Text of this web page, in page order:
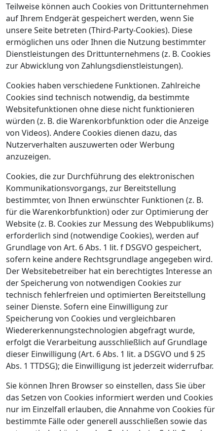
Teilweise können auch Cookies von Drittunternehmen
auf Ihrem Endgerät gespeichert werden, wenn Sie
unsere Seite betreten (Third-Party-Cookies). Diese
ermöglichen uns oder Ihnen die Nutzung bestimmter
Dienstleistungen des Drittunternehmens (z. B. Cookies
zur Abwicklung von Zahlungsdienstleistungen).
Cookies haben verschiedene Funktionen. Zahlreiche
Cookies sind technisch notwendig, da bestimmte
Websitefunktionen ohne diese nicht funktionieren
würden (z. B. die Warenkorbfunktion oder die Anzeige
von Videos). Andere Cookies dienen dazu, das
Nutzerverhalten auszuwerten oder Werbung
anzuzeigen.
Cookies, die zur Durchführung des elektronischen
Kommunikationsvorgangs, zur Bereitstellung
bestimmter, von Ihnen erwünschter Funktionen (z. B.
für die Warenkorbfunktion) oder zur Optimierung der
Website (z. B. Cookies zur Messung des Webpublikums)
erforderlich sind (notwendige Cookies), werden auf
Grundlage von Art. 6 Abs. 1 lit. f DSGVO gespeichert,
sofern keine andere Rechtsgrundlage angegeben wird.
Der Websitebetreiber hat ein berechtigtes Interesse an
der Speicherung von notwendigen Cookies zur
technisch fehlerfreien und optimierten Bereitstellung
seiner Dienste. Sofern eine Einwilligung zur
Speicherung von Cookies und vergleichbaren
Wiedererkennungstechnologien abgefragt wurde,
erfolgt die Verarbeitung ausschließlich auf Grundlage
dieser Einwilligung (Art. 6 Abs. 1 lit. a DSGVO und § 25
Abs. 1 TTDSG); die Einwilligung ist jederzeit widerrufbar.
Sie können Ihren Browser so einstellen, dass Sie über
das Setzen von Cookies informiert werden und Cookies
nur im Einzelfall erlauben, die Annahme von Cookies für
bestimmte Fälle oder generell ausschließen sowie das